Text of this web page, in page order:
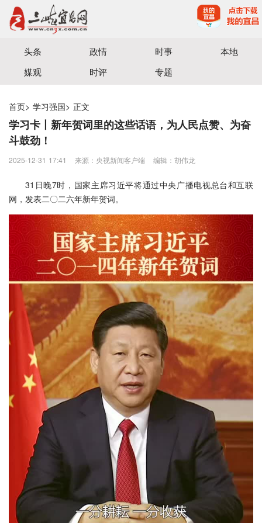
宜昌三峡融媒体中心主办
头条 政情 时事
本地
媒观
时评 专题
首页> 学习强国> 正文
学习卡丨新年贺词里的这些话语，为人民点赞、为奋
斗鼓劲！
2025-12-31 17:41 来源：央视新闻客户端 编辑：胡伟龙
31日晚7时，国家主席习近平将通过中央广播电视总台和互联
网，发表二〇二六年新年贺词。